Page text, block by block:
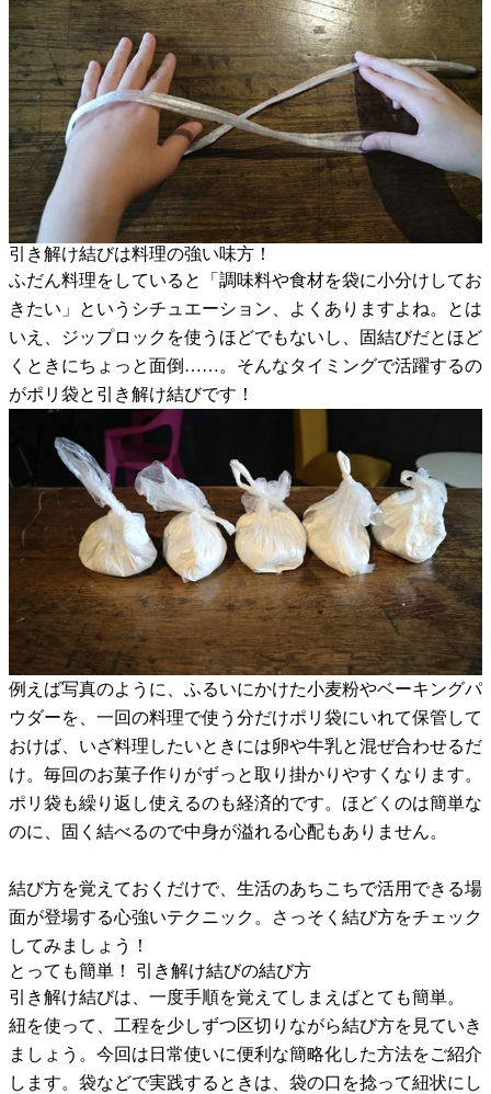
引き解け結びは料理の強い味方！
ふだん料理をしていると「調味料や食材を袋に小分けしてお
きたい」というシチュエーション、よくありますよね。とは
いえ、ジップロックを使うほどでもないし、固結びだとほど
くときにちょっと面倒……。そんなタイミングで活躍するの
がポリ袋と引き解け結びです！
例えば写真のように、ふるいにかけた小麦粉やベーキングパ
ウダーを、一回の料理で使う分だけポリ袋にいれて保管して
おけば、いざ料理したいときには卵や牛乳と混ぜ合わせるだ
け。毎回のお菓子作りがずっと取り掛かりやすくなります。
ポリ袋も繰り返し使えるのも経済的です。ほどくのは簡単な
のに、固く結べるので中身が溢れる心配もありません。
結び方を覚えておくだけで、生活のあちこちで活用できる場
面が登場する心強いテクニック。さっそく結び方をチェック
してみましょう！
とっても簡単！ 引き解け結びの結び方
引き解け結びは、一度手順を覚えてしまえばとても簡単。
紐を使って、工程を少しずつ区切りながら結び方を見ていき
ましょう。今回は日常使いに便利な簡略化した方法をご紹介
します。袋などで実践するときは、袋の口を捻って紐状にし